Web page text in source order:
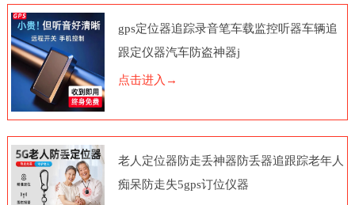
gps定位器追踪录音笔车载监控听器车辆追
跟定仪器汽车防盗神器j
点击进入→
老人定位器防走丢神器防丢器追跟踪老年人
痴呆防走失5gps订位仪器